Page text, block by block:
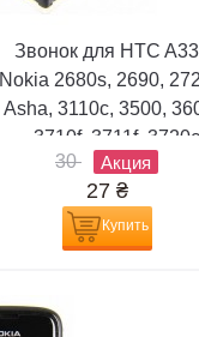
Звонок для HTC
Nokia 2680s, 2690,
Asha, 3110c, 3500,
3710f, 3711f,
30
Акция
27 ₴
Купить